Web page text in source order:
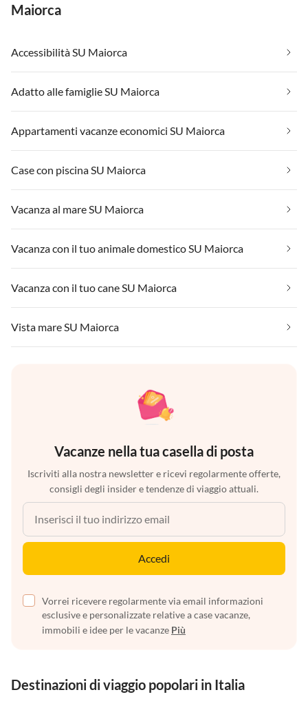
Maiorca
Accessibilità SU Maiorca
Adatto alle famiglie SU Maiorca
Appartamenti vacanze economici SU Maiorca
Case con piscina SU Maiorca
Vacanza al mare SU Maiorca
Vacanza con il tuo animale domestico SU Maiorca
Vacanza con il tuo cane SU Maiorca
Vista mare SU Maiorca
Vacanze nella tua casella di posta
Iscriviti alla nostra newsletter e ricevi regolarmente offerte,
consigli degli insider e tendenze di viaggio attuali.
Accedi
Vorrei ricevere regolarmente via email informazioni
esclusive e personalizzate relative a case vacanze,
immobili e idee per le vacanze Più
Destinazioni di viaggio popolari in Italia